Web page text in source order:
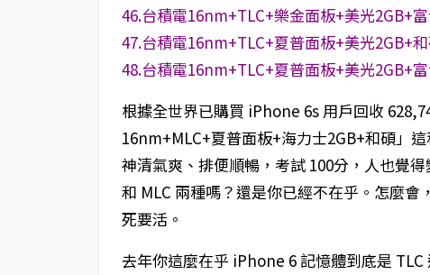
46.台積電16nm+TLC+樂金面板+美光2GB+
47.台積電16nm+TLC+夏普面板+美光2GB+
48.台積電16nm+TLC+夏普面板+美光2GB+
根據全世界已購買 iPhone 6s 用戶回收
16nm+MLC+夏普面板+海力士2GB+和碩」
神清氣爽、排便順暢，考試 100分，人也覺
和 MLC 兩種嗎？還是你已經不在乎。怎麼
死要活。
去年你這麼在乎 iPhone 6 記憶體到底是